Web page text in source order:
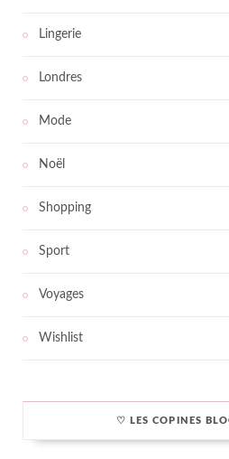
Lingerie
Londres
Mode
Noël
Shopping
Sport
Voyages
Wishlist
♡ LES COPINES